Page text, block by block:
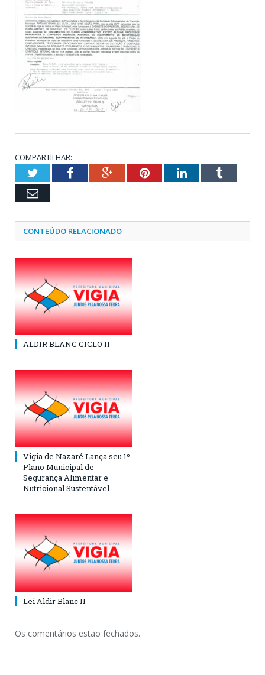
COMPARTILHAR:
TwitterFacebookGoogle+PinterestLinkedInTumblr
Email
CONTEÚDO RELACIONADO
ALDIR BLANC CICLO II
Vigia de Nazaré Lança seu 1º
Plano Municipal de
Segurança Alimentar e
Nutricional Sustentável
Lei Aldir Blanc II
Os comentários estão fechados.